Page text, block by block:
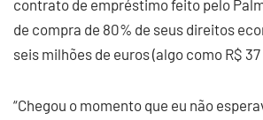
contrato de empréstimo feito pelo
de compra de 80% de seus direitos
seis milhões de euros (algo como R$
“Chegou o momento que eu não